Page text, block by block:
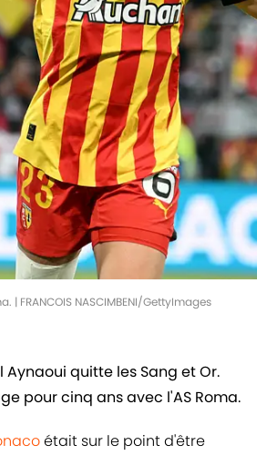
FRANCOIS NASCIMBENI/GettyImages
Aynaoui quitte les Sang et Or.
pour cinq ans avec l'AS Roma.
était sur le point d'être